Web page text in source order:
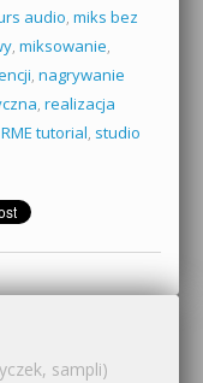
audio, miks bez
, miksowanie,
, nagrywanie
, realizacja
RME tutorial, studio
sampli)